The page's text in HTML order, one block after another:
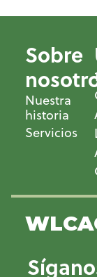
Sobre
Nuestra
historia
Servicios